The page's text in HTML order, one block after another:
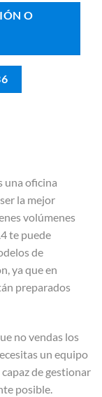
O
una oficina
la mejor
volúmenes
te puede
de
ya que en
preparados
no vendas los
un equipo
de gestionar
posible.